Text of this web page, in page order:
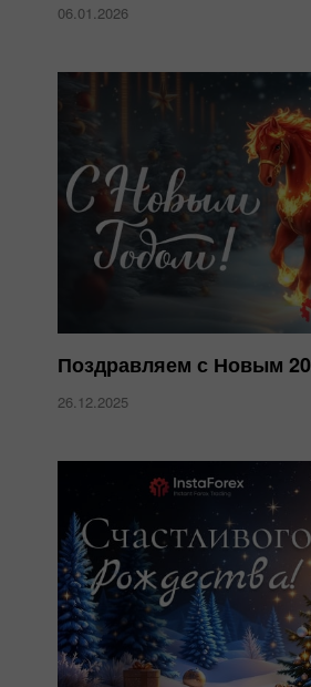
06.01.2026
Поздравляем с Новым
26.12.2025